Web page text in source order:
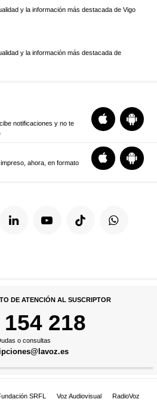
y la información más destacada de Vigo
y la información más destacada de
notificaciones y no te
ahora, en formato
DE ATENCIÓN AL SUSCRIPTOR
218
o consultas
SRFL Voz Audiovisual RadioVoz